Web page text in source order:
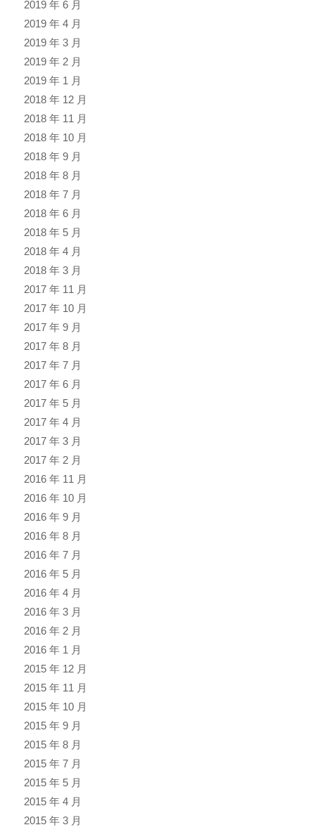
2019 年 6 月
2019 年 4 月
2019 年 3 月
2019 年 2 月
2019 年 1 月
2018 年 12 月
2018 年 11 月
2018 年 10 月
2018 年 9 月
2018 年 8 月
2018 年 7 月
2018 年 6 月
2018 年 5 月
2018 年 4 月
2018 年 3 月
2017 年 11 月
2017 年 10 月
2017 年 9 月
2017 年 8 月
2017 年 7 月
2017 年 6 月
2017 年 5 月
2017 年 4 月
2017 年 3 月
2017 年 2 月
2016 年 11 月
2016 年 10 月
2016 年 9 月
2016 年 8 月
2016 年 7 月
2016 年 5 月
2016 年 4 月
2016 年 3 月
2016 年 2 月
2016 年 1 月
2015 年 12 月
2015 年 11 月
2015 年 10 月
2015 年 9 月
2015 年 8 月
2015 年 7 月
2015 年 5 月
2015 年 4 月
2015 年 3 月